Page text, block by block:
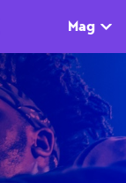
Mag
AGENDA
Paris